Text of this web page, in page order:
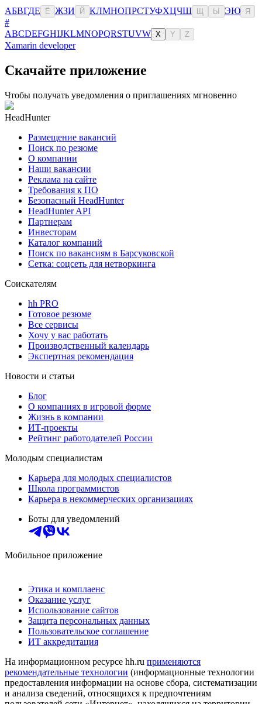
АБВГДЕ Ё ЖЗИ Й КЛМНОПРСТУФХЦЧШ Ы ЭЮ Я
#
ABCDEFGHIJKLMNOPQRSTUVW X Y Z
Xamarin developer
Скачайте приложение
Чтобы получать уведомления о приглашениях мгновенно
HeadHunter
Размещение вакансий
Поиск по резюме
О компании
Наши вакансии
Реклама на сайте
Требования к ПО
Безопасный HeadHunter
HeadHunter API
Партнерам
Инвесторам
Каталог компаний
Поиск по вакансиям в Барсуковской
Сетка: соцсеть для нетворкинга
Соискателям
hh PRO
Готовое резюме
Все сервисы
Хочу у вас работать
Производственный календарь
Экспертная рекомендация
Новости и статьи
Блог
О компаниях в игровой форме
Жизнь в компании
ИТ-проекты
Рейтинг работодателей России
Молодым специалистам
Карьера для молодых специалистов
Школа программистов
Карьера в некоммерческих организациях
Боты для уведомлений
Мобильное приложение
Этика и комплаенс
Оказание услуг
Использование сайтов
Защита персональных данных
Пользовательское соглашение
ИТ аккредитация
На информационном ресурсе hh.ru применяются
рекомендательные технологии (информационные технологии
предоставления информации на основе сбора, систематизации
и анализа сведений, относящихся к предпочтениям